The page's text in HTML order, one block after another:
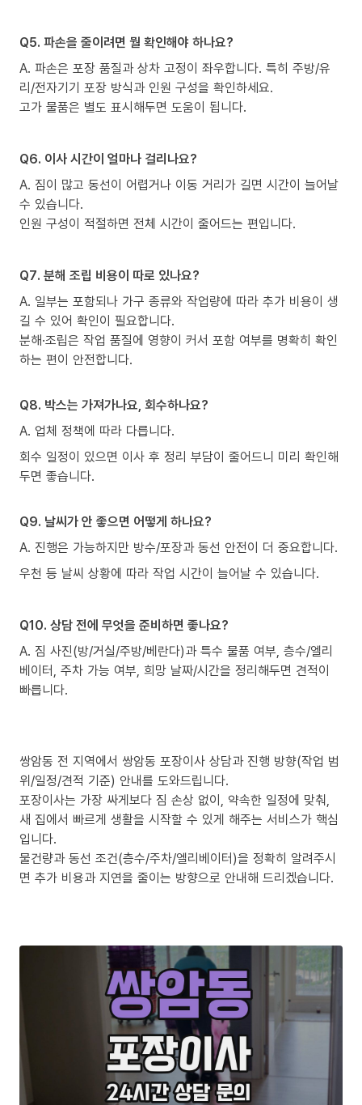
Q5. 파손을 줄이려면 뭘 확인해야 하나요?
A. 파손은 포장 품질과 상차 고정이 좌우합니다. 특히 주방/유
리/전자기기 포장 방식과 인원 구성을 확인하세요.
고가 물품은 별도 표시해두면 도움이 됩니다.
Q6. 이사 시간이 얼마나 걸리나요?
A. 짐이 많고 동선이 어렵거나 이동 거리가 길면 시간이 늘어날
수 있습니다.
인원 구성이 적절하면 전체 시간이 줄어드는 편입니다.
Q7. 분해 조립 비용이 따로 있나요?
A. 일부는 포함되나 가구 종류와 작업량에 따라 추가 비용이 생
길 수 있어 확인이 필요합니다.
분해·조립은 작업 품질에 영향이 커서 포함 여부를 명확히 확인
하는 편이 안전합니다.
Q8. 박스는 가져가나요, 회수하나요?
A. 업체 정책에 따라 다릅니다.
회수 일정이 있으면 이사 후 정리 부담이 줄어드니 미리 확인해
두면 좋습니다.
Q9. 날씨가 안 좋으면 어떻게 하나요?
A. 진행은 가능하지만 방수/포장과 동선 안전이 더 중요합니다.
우천 등 날씨 상황에 따라 작업 시간이 늘어날 수 있습니다.
Q10. 상담 전에 무엇을 준비하면 좋나요?
A. 짐 사진(방/거실/주방/베란다)과 특수 물품 여부, 층수/엘리
베이터, 주차 가능 여부, 희망 날짜/시간을 정리해두면 견적이
빠릅니다.
쌍암동 전 지역에서 쌍암동 포장이사 상담과 진행 방향(작업 범
위/일정/견적 기준) 안내를 도와드립니다.
포장이사는 가장 싸게보다 짐 손상 없이, 약속한 일정에 맞춰,
새 집에서 빠르게 생활을 시작할 수 있게 해주는 서비스가 핵심
입니다.
물건량과 동선 조건(층수/주차/엘리베이터)을 정확히 알려주시
면 추가 비용과 지연을 줄이는 방향으로 안내해 드리겠습니다.